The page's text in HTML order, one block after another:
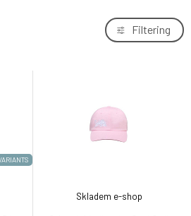
KTM Red Bull Racing - vánoční
sklem
sluneční brýle Lightning TFB
Filtering
Skladem e-shop